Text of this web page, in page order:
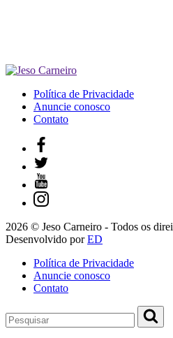
Política de Privacidade
Anuncie conosco
Contato
2026 © Jeso Carneiro - Todos os
Desenvolvido porED
Política de Privacidade
Anuncie conosco
Contato